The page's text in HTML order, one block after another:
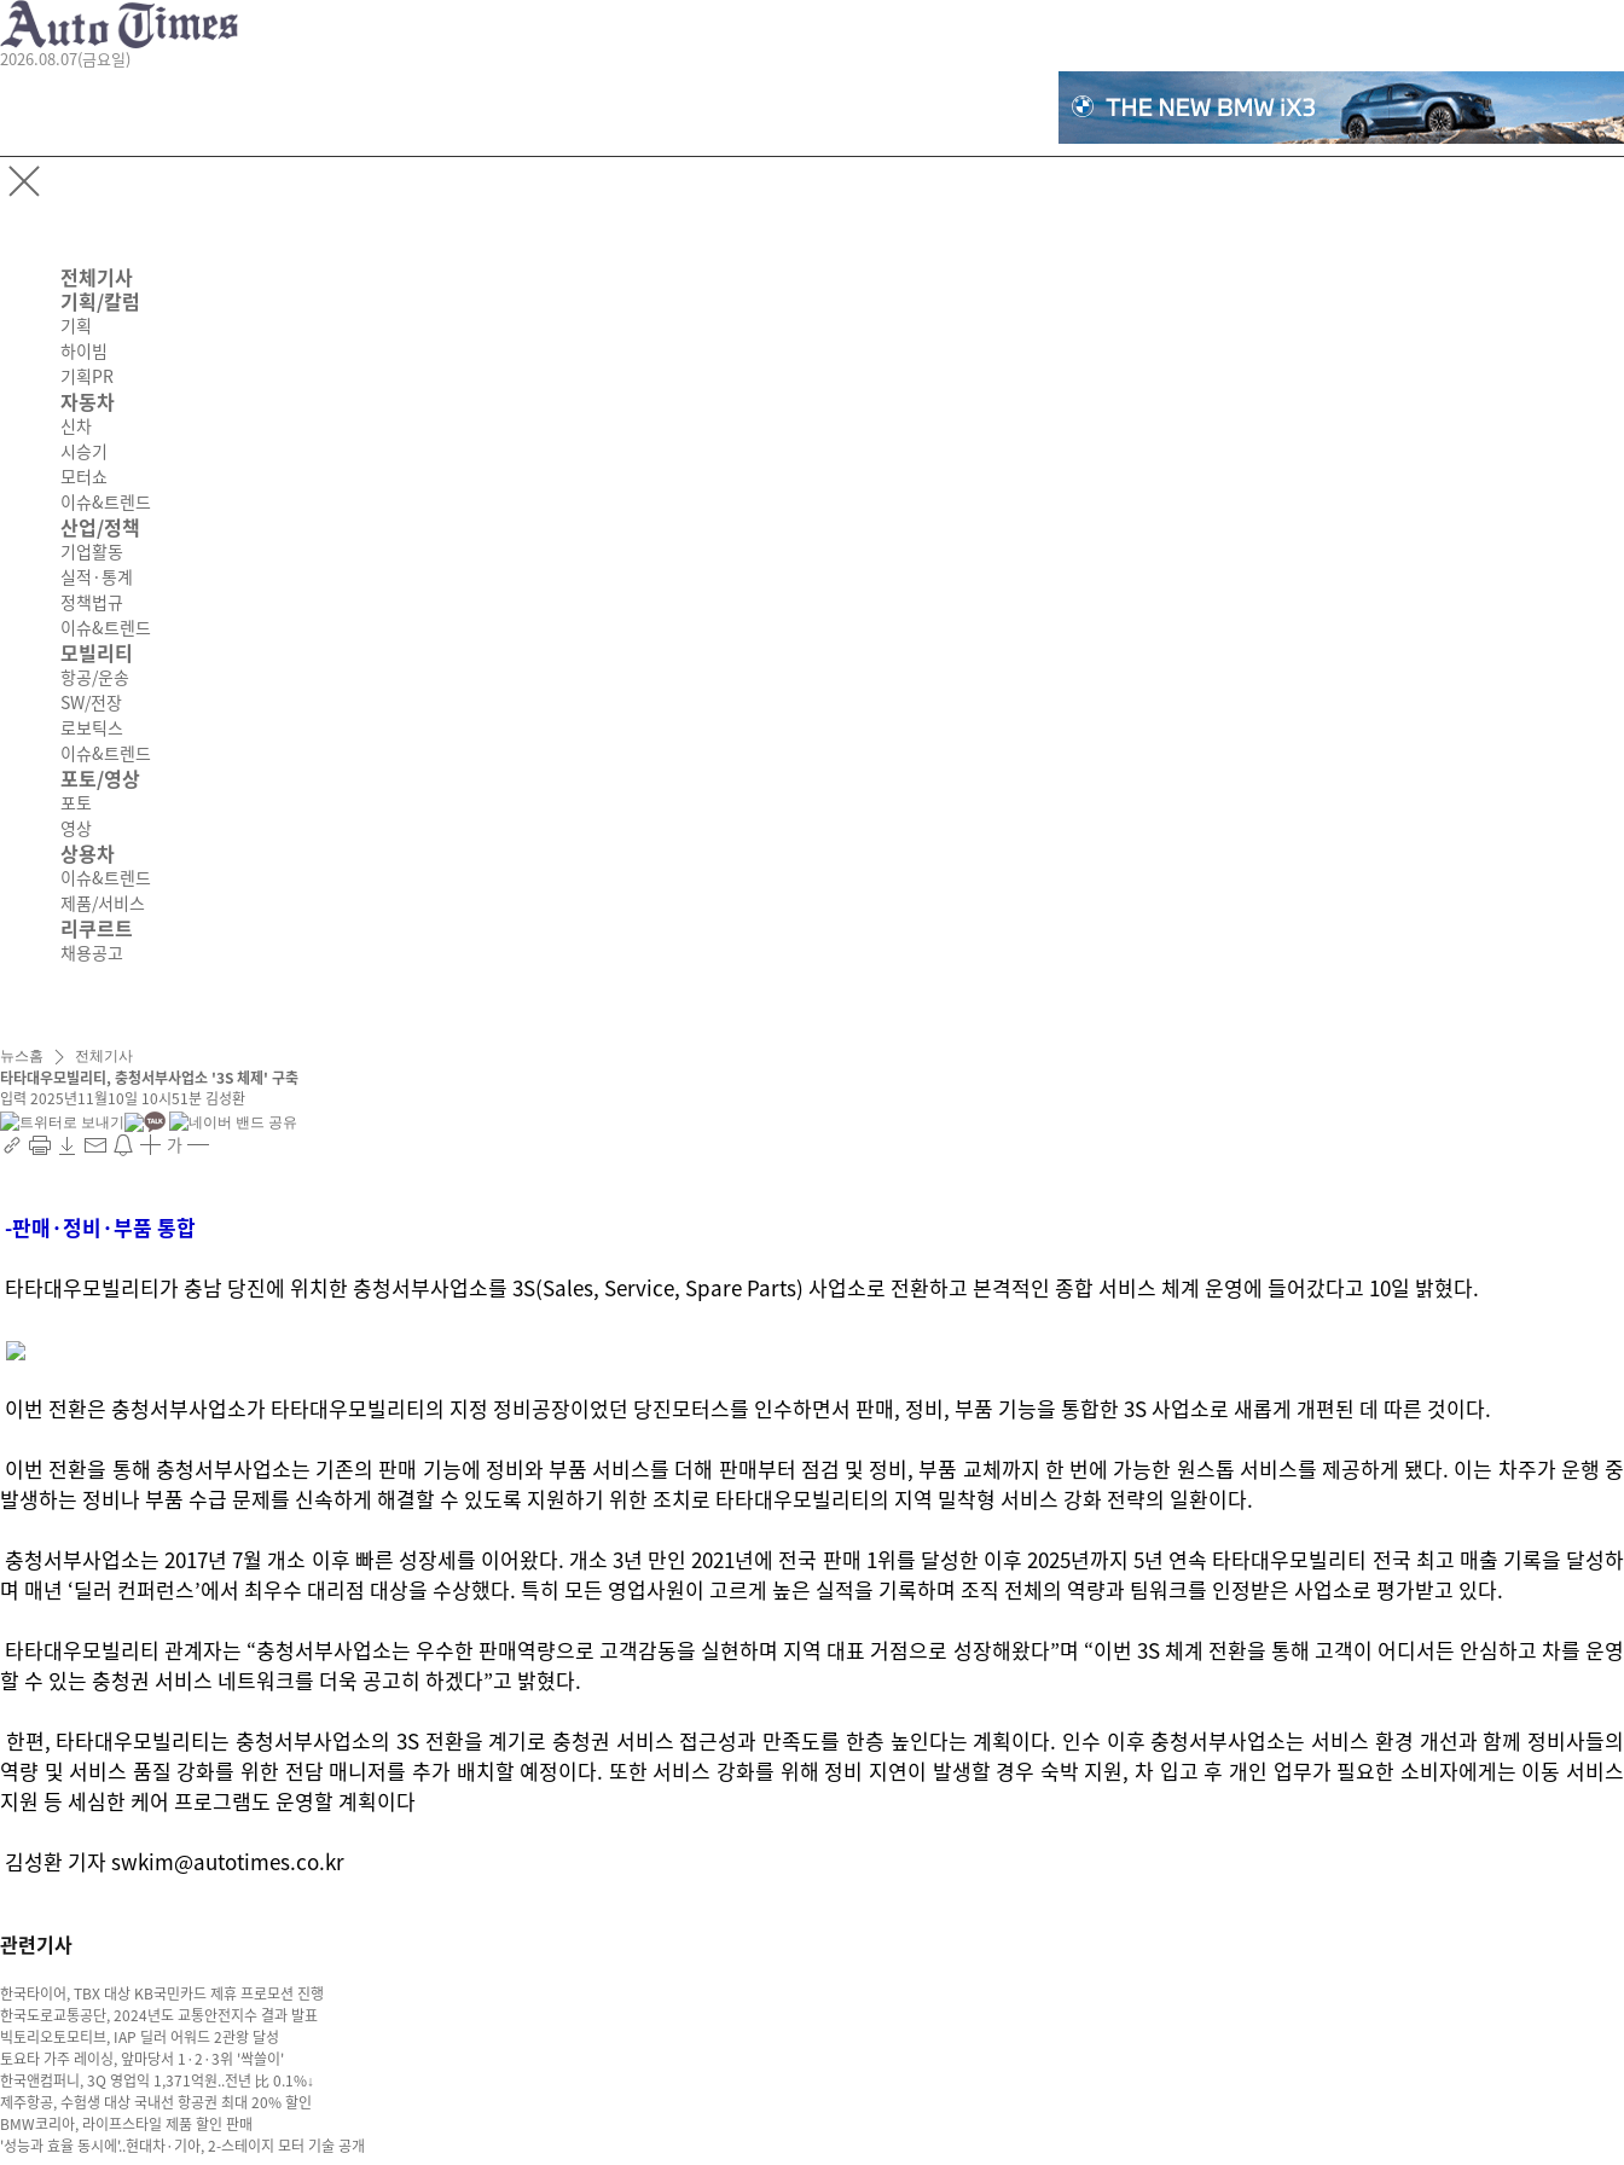
2026.08.07(금요일)
전체기사
기획/칼럼
기획
하이빔
기획PR
자동차
신차
시승기
모터쇼
이슈&트렌드
산업/정책
기업활동
실적·통계
정책법규
이슈&트렌드
모빌리티
항공/운송
SW/전장
로보틱스
이슈&트렌드
포토/영상
포토
영상
상용차
이슈&트렌드
제품/서비스
리쿠르트
채용공고
뉴스홈 전체기사
타타대우모빌리티, 충청서부사업소 '3S 체제' 구축
입력 2025년11월10일 10시51분 김성환
가
-판매·정비·부품 통합
타타대우모빌리티가 충남 당진에 위치한 충청서부사업소를 3S(Sales, Service, Spare Parts) 사업소로 전환하고 본격적인 종합 서비스 체계 운영에 들어갔다고 10일 밝혔다.
이번 전환은 충청서부사업소가 타타대우모빌리티의 지정 정비공장이었던 당진모터스를 인수하면서 판매, 정비, 부품 기능을 통합한 3S 사업소로 새롭게 개편된 데 따른 것이다.
이번 전환을 통해 충청서부사업소는 기존의 판매 기능에 정비와 부품 서비스를 더해 판매부터 점검 및 정비, 부품 교체까지 한 번에 가능한 원스톱 서비스를 제공하게 됐다. 이는 차주가 운행 중
발생하는 정비나 부품 수급 문제를 신속하게 해결할 수 있도록 지원하기 위한 조치로 타타대우모빌리티의 지역 밀착형 서비스 강화 전략의 일환이다.
충청서부사업소는 2017년 7월 개소 이후 빠른 성장세를 이어왔다. 개소 3년 만인 2021년에 전국 판매 1위를 달성한 이후 2025년까지 5년 연속 타타대우모빌리티 전국 최고 매출 기록을 달성하
며 매년 ‘딜러 컨퍼런스’에서 최우수 대리점 대상을 수상했다. 특히 모든 영업사원이 고르게 높은 실적을 기록하며 조직 전체의 역량과 팀워크를 인정받은 사업소로 평가받고 있다.
타타대우모빌리티 관계자는 “충청서부사업소는 우수한 판매역량으로 고객감동을 실현하며 지역 대표 거점으로 성장해왔다”며 “이번 3S 체계 전환을 통해 고객이 어디서든 안심하고 차를 운영
할 수 있는 충청권 서비스 네트워크를 더욱 공고히 하겠다”고 밝혔다.
한편, 타타대우모빌리티는 충청서부사업소의 3S 전환을 계기로 충청권 서비스 접근성과 만족도를 한층 높인다는 계획이다. 인수 이후 충청서부사업소는 서비스 환경 개선과 함께 정비사들의
역량 및 서비스 품질 강화를 위한 전담 매니저를 추가 배치할 예정이다. 또한 서비스 강화를 위해 정비 지연이 발생할 경우 숙박 지원, 차 입고 후 개인 업무가 필요한 소비자에게는 이동 서비스
지원 등 세심한 케어 프로그램도 운영할 계획이다
김성환 기자 swkim@autotimes.co.kr
관련기사
한국타이어, TBX 대상 KB국민카드 제휴 프로모션 진행
한국도로교통공단, 2024년도 교통안전지수 결과 발표
빅토리오토모티브, IAP 딜러 어워드 2관왕 달성
토요타 가주 레이싱, 앞마당서 1·2·3위 '싹쓸이'
한국앤컴퍼니, 3Q 영업익 1,371억원..전년 比 0.1%↓
제주항공, 수험생 대상 국내선 항공권 최대 20% 할인
BMW코리아, 라이프스타일 제품 할인 판매
'성능과 효율 동시에'..현대차·기아, 2-스테이지 모터 기술 공개